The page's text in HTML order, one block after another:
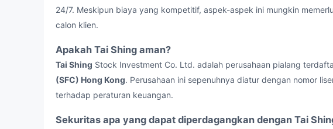
24/7. Meskipun biaya yang kompetitif, aspek-aspek ini mungkin
calon klien.
Apakah Tai Shing aman?
Tai Shing Stock Investment Co. Ltd. adalah perusahaan pialang
(SFC) Hong Kong. Perusahaan ini sepenuhnya diatur dengan nomor
terhadap peraturan keuangan.
Sekuritas apa yang dapat diperdagangkan dengan Tai